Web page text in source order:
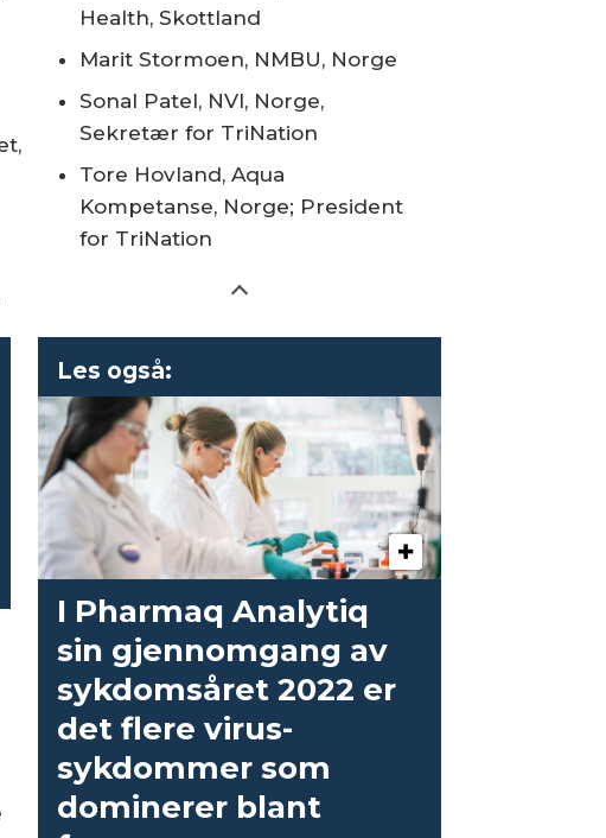
Health, Skottland
Marit Stormoen, NMBU, Norge
Sonal Patel, NVI, Norge,
Sekretær for TriNation
Tore Hovland, Aqua
Kompetanse, Norge; President
for TriNation
Les også:
I Pharmaq Analytiq
sin gjennomgang av
sykdomsåret 2022 er
det flere virus­
sykdommer som
dominerer blant